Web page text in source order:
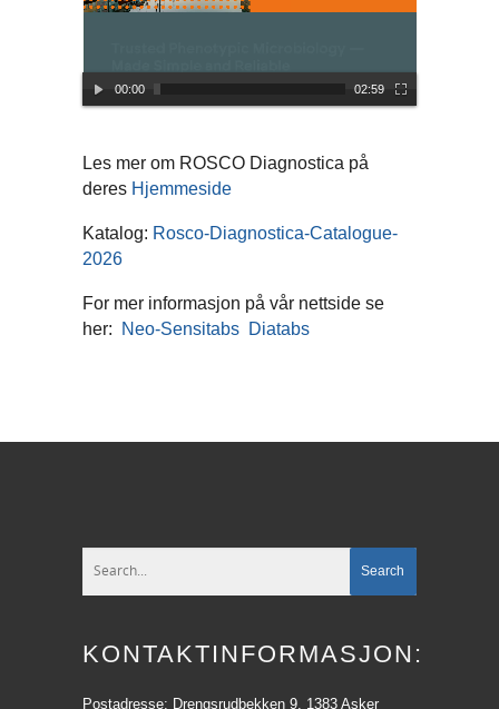
00:00 02:59
Les mer om ROSCO Diagnostica på
deres Hjemmeside
Katalog: Rosco-Diagnostica-Catalogue-
2026
For mer informasjon på vår nettside se
her:
Neo-Sensitabs Diatabs
KONTAKTINFORMASJON:
Postadresse: Drengsrudbekken 9, 1383 Asker